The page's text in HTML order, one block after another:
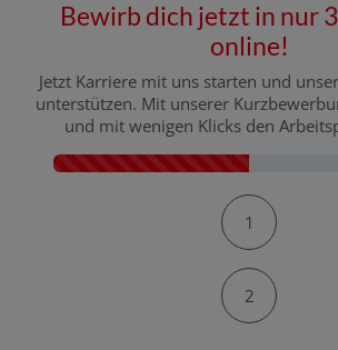
Bewirb dich jetzt in nur
online!
Jetzt Karriere mit uns starten und
unterstützen. Mit unserer
und mit wenigen Klicks den
Kontaktformular-Fortschritt
1
2